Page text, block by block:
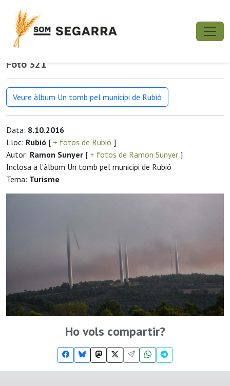
Foto 321
Veure àlbum Un tomb pel municipi de Rubió
Data: 8.10.2016
Lloc: Rubió [ + fotos de Rubió ]
Autor: Ramon Sunyer [ + fotos de Ramon Sunyer ]
Inclosa a l'àlbum Un tomb pel municipi de Rubió
Tema: Turisme
Ho vols compartir?